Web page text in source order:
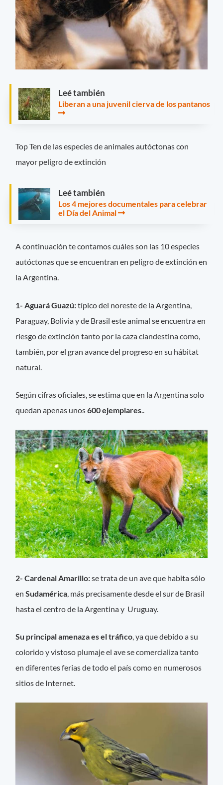
Leé también
Liberan a una juvenil cierva de los pantanos
Top Ten de las especies de animales autóctonas con
mayor peligro de extinción
Leé también
Los 4 mejores documentales para celebrar
el Día del Animal
A continuación te contamos cuáles son las 10 especies
autóctonas que se encuentran en peligro de extinción en
la Argentina.
1- Aguará Guazú:típico del noreste de la Argentina,
Paraguay, Bolivia y de Brasil este animal se encuentra en
riesgo de extinción tanto por la caza clandestina como,
también, por el gran avance del progreso en su hábitat
natural.
Según cifras oficiales, se estima que en la Argentina solo
quedan apenas unos600 ejemplares
2- Cardenal Amarillo:se trata de un ave que habita sólo
enSudamérica , más precisamente desde el sur de Brasil
hasta el centro de la Argentina y Uruguay.
Su principal amenaza es el tráfico, ya que debido a su
colorido y vistoso plumaje el ave se comercializa tanto
en diferentes ferias de todo el país como en numerosos
sitios de Internet.